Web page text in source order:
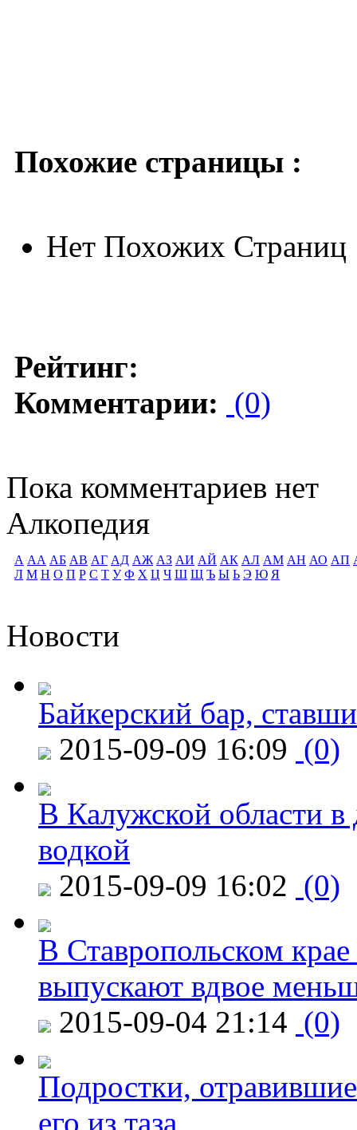
Похожие страницы :
Нет Похожих Страниц
Рейтинг:
Комментарии: (0)
Пока комментариев нет
Алкопедия
А АА АБ АВ АГ АД АЖ АЗ АИ АЙ АК АЛ АМ АН АО АП
Л М Н О П Р С Т У Ф Х Ц Ч Ш Щ Ъ Ы Ь Э Ю Я
Новости
Байкерский бар,
2015-09-09 16:09 (0)
В Калужской области в
водкой
2015-09-09 16:02 (0)
В Ставропольском
выпускают вдвое
2015-09-04 21:14 (0)
Подростки,
его из таза